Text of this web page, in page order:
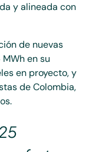
y alineada con
de nuevas
en su
en proyecto, y
de Colombia,